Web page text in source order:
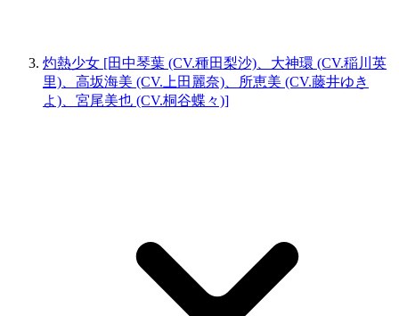
灼熱少女 [田中琴葉 (CV.種田梨沙)、大神環 (CV.稲川英
里)、高坂海美 (CV.上田麗奈)、所恵美 (CV.藤井ゆき
よ)、宮尾美也 (CV.桐谷蝶々)]